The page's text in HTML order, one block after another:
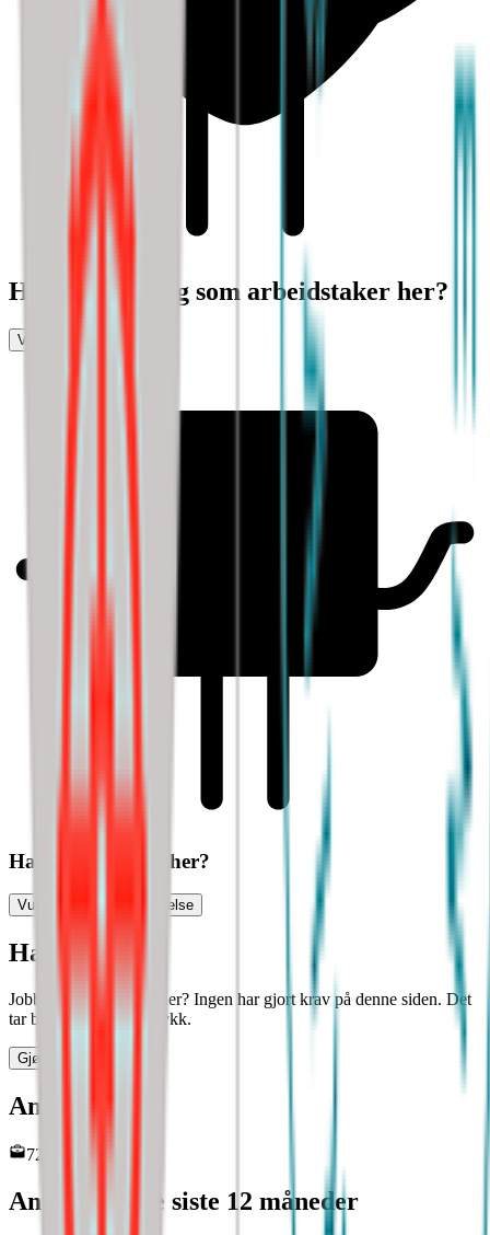
Har du erfaring som arbeidstaker her?
Vurder arbeidsplass
Har du søkt jobb her?
Vurder jobbsøkeropplevelse
Halloooooo?
Jobber det noen her, eller? Ingen har gjort krav på denne siden. Det
tar bare noen få tastetrykk.
Gjør krav på siden
Antall ansatte
72
Antall ansatte siste 12 måneder